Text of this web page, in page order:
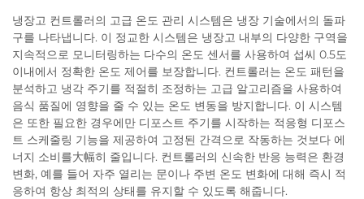
냉장고 컨트롤러의 고급 온도 관리 시스템은 냉장 기술에서의 돌파
구를 나타냅니다. 이 정교한 시스템은 냉장고 내부의 다양한 구역을
지속적으로 모니터링하는 다수의 온도 센서를 사용하여 섭씨 0.5도
이내에서 정확한 온도 제어를 보장합니다. 컨트롤러는 온도 패턴을
분석하고 냉각 주기를 적절히 조정하는 고급 알고리즘을 사용하여
음식 품질에 영향을 줄 수 있는 온도 변동을 방지합니다. 이 시스템
은 또한 필요한 경우에만 디포스트 주기를 시작하는 적응형 디포스
트 스케줄링 기능을 제공하여 고정된 간격으로 작동하는 것보다 에
너지 소비를大幅히 줄입니다. 컨트롤러의 신속한 반응 능력은 환경
변화, 예를 들어 자주 열리는 문이나 주변 온도 변화에 대해 즉시 적
응하여 항상 최적의 상태를 유지할 수 있도록 해줍니다.